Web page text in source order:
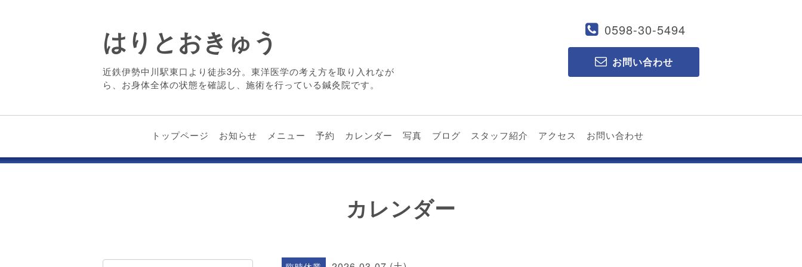
0598-30-5494
お問い合わせ
はりとおきゅう
近鉄伊勢中川駅東口より徒歩3分。東洋医学の考え方を取り入れなが
ら、お身体全体の状態を確認し、施術を行っている鍼灸院です。
トップページ お知らせ メニュー 予約 カレンダー 写真 ブログ スタッフ紹介 アクセス お問い合わせ
カレンダー